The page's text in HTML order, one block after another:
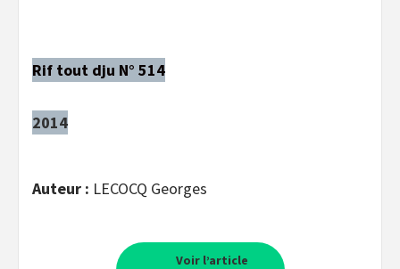
Rif tout dju N° 514
2014
Auteur : LECOCQ Georges
Voir l’article